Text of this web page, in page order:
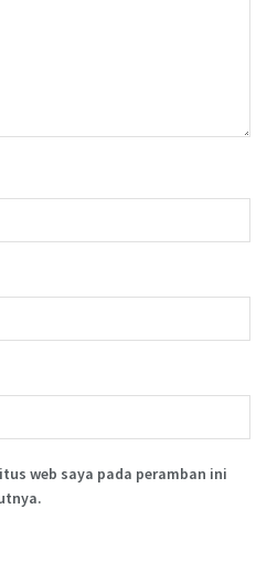
web saya pada peramban ini